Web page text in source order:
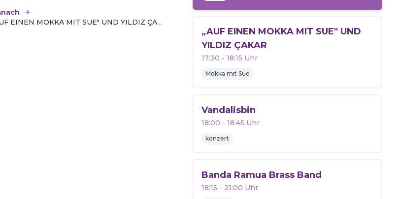
„AUF EINEN MOKKA MIT SUE" UND YILDIZ ÇAKAR
„AUF EINEN MOKKA MIT SUE" UND
YILDIZ ÇAKAR
17:30 - 18:15 Uhr
Mokka mit Sue
Vandalisbin
18:00 - 18:45 Uhr
konzert
Banda Ramua Brass Band
18:15 - 21:00 Uhr